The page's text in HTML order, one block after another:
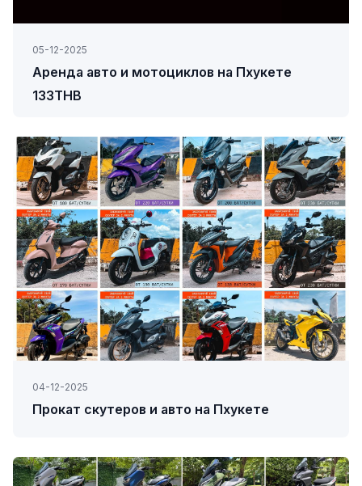
05-12-2025
Аренда авто и мотоциклов на Пхукете
133THB
04-12-2025
Прокат скутеров и авто на Пхукете